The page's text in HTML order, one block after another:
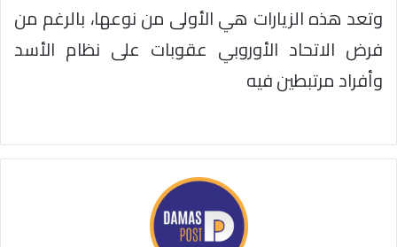
وتعد هذه الزيارات هي الأولى من نوعها، بالرغم من
فرض الاتحاد الأوروبي عقوبات على نظام الأسد
وأفراد مرتبطين فيه